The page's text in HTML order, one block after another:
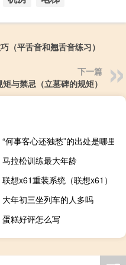
（平舌音和翘舌音练习）
下一篇
与禁忌（立墓碑的规矩）
“何事客心还独愁”的出处是哪里
马拉松训练最大年龄
联想x61重装系统（联想x61）
大年初三坐列车的人多吗
蛋糕好评怎么写